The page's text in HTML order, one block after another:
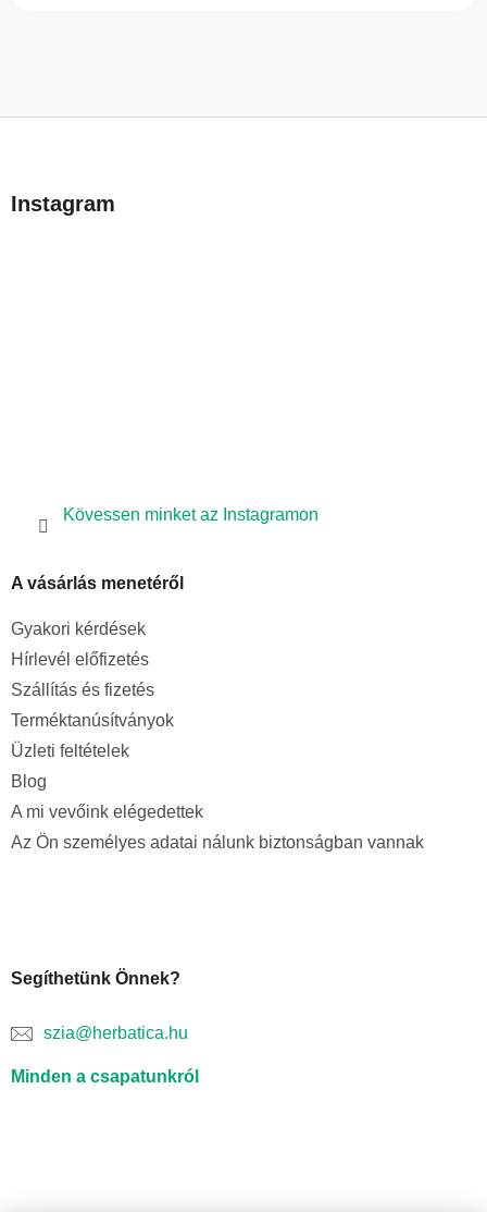
bInstagram
Kövessen minket az Instagramon
A vásárlás menetéről
Gyakori kérdések
Hírlevél előfizetés
Szállítás és fizetés
Terméktanúsítványok
Üzleti feltételek
Blog
A mi vevőink elégedettek
Az Ön személyes adatai nálunk biztonságban vannak
Segíthetünk Önnek?
szia@herbatica.hu
Minden a csapatunkról